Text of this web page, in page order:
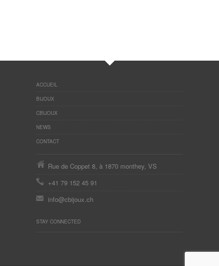
ACCUEIL
BIJOUX
CBIJOUX
NEWS
CONTACT
Rue de Coppet 8, à 1870 monthey, VS
+41 79 152 45 91
info@cbijoux.ch
STAY CONNECTED